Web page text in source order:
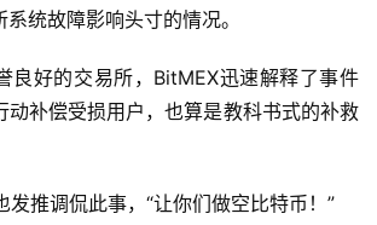
统故障影响头寸的情况。
良好的交易所，BitMEX迅速解释了事件
动补偿受损用户，也算是教科书式的补救
发推调侃此事，“让你们做空比特币！”